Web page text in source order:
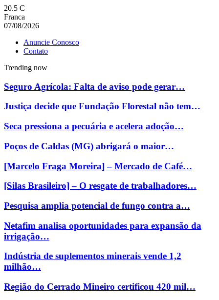
20.5 C
Franca
07/08/2026
Anuncie Conosco
Contato
Trending now
Seguro Agrícola: Falta de aviso pode gerar…
Justiça decide que Fundação Florestal não tem…
Seca pressiona a pecuária e acelera adoção…
Poços de Caldas (MG) abrigará o maior…
[Marcelo Fraga Moreira] – Mercado de Café…
[Silas Brasileiro] – O resgate de trabalhadores…
Pesquisa amplia potencial de fungo contra a…
Netafim analisa oportunidades para expansão da
irrigação…
Indústria de suplementos minerais vende 1,2
milhão…
Região do Cerrado Mineiro certificou 420 mil…